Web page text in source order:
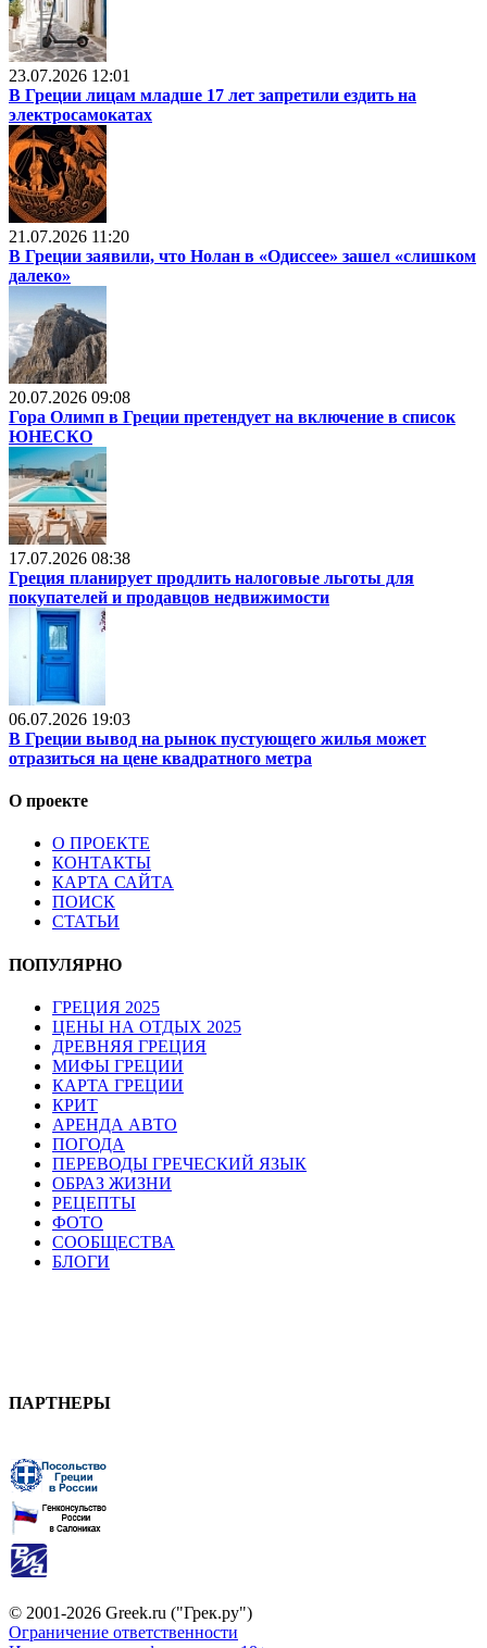
23.07.2026 12:01
В Греции лицам младше 17 лет запретили ездить на
электросамокатах
21.07.2026 11:20
В Греции заявили, что Нолан в «Одиссее» зашел «слишком
далеко»
20.07.2026 09:08
Гора Олимп в Греции претендует на включение в список
ЮНЕСКО
17.07.2026 08:38
Греция планирует продлить налоговые льготы для
покупателей и продавцов недвижимости
06.07.2026 19:03
В Греции вывод на рынок пустующего жилья может
отразиться на цене квадратного метра
О проекте
О ПРОЕКТЕ
КОНТАКТЫ
КАРТА САЙТА
ПОИСК
СТАТЬИ
ПОПУЛЯРНО
ГРЕЦИЯ 2025
ЦЕНЫ НА ОТДЫХ 2025
ДРЕВНЯЯ ГРЕЦИЯ
МИФЫ ГРЕЦИИ
КАРТА ГРЕЦИИ
КРИТ
АРЕНДА АВТО
ПОГОДА
ПЕРЕВОДЫ ГРЕЧЕСКИЙ ЯЗЫК
ОБРАЗ ЖИЗНИ
РЕЦЕПТЫ
ФОТО
СООБЩЕСТВА
БЛОГИ
ПАРТНЕРЫ
© 2001-2026 Greek.ru ("Грек.ру")
Ограничение ответственности